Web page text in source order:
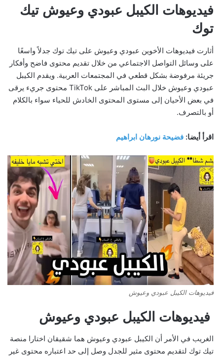
فيديوهات الكيبل عبودي وعيوش تيك
توك
أثارت فيديوهات الأخوين عبودي وعيوش على تيك توك جدلاً واسعًا
على وسائل التواصل الاجتماعي من خلال تقديم محتوى فاضح وأفكار
جريئة مرفوضة بشكل قطعي في المجتمعات العربية. ويقدم الكيبل
عبودي وعيوش خلال البث المباشر على TikTok محتوى جريء يرقى
في بعض الأحيان إلى مستوى المحتوى الخادش للحياء سواء بالكلام
أو بالتصرف.
اقرأ أيضا: فضيحة نورهان ابراهيم
فيديوهات الكيبل عبودي وعيوش
فيديوهات الكيبل عبودي وعيوش
الغريب في الأمر أن الكيبل عبودي وعيوش هما شقيقان اختارا منصة
تيك توك لتقديم محتوى مثير للجدل وصل إلى حد اعتباره محتوى غير